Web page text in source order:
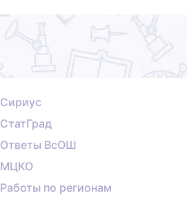
Сириус
СтатГрад
Ответы ВсОШ
МЦКО
Работы по регионам